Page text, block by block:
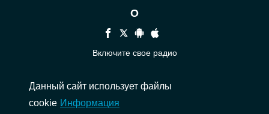
О
Включите свое радио
Связаться
Данный сайт использует файлы
cookie Информация